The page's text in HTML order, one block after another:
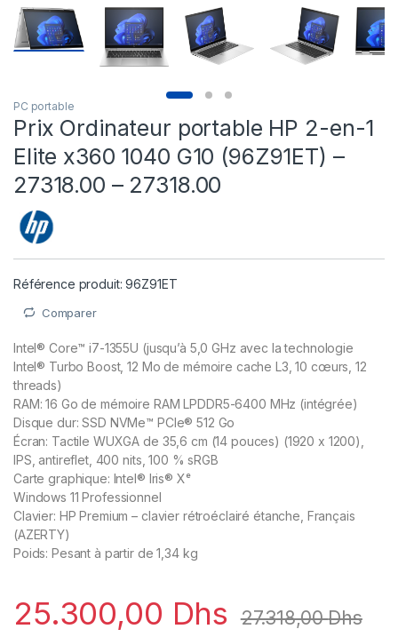
PC portable
Prix Ordinateur portable HP 2-en-1
Elite x360 1040 G10 (96Z91ET) –
27318.00 – 27318.00
Référence produit: 96Z91ET
Comparer
Intel® Core™ i7-1355U (jusqu’à 5,0 GHz avec la technologie
Intel® Turbo Boost, 12 Mo de mémoire cache L3, 10 cœurs, 12
threads)
RAM: 16 Go de mémoire RAM LPDDR5-6400 MHz (intégrée)
Disque dur: SSD NVMe™ PCIe® 512 Go
Écran: Tactile WUXGA de 35,6 cm (14 pouces) (1920 x 1200),
IPS, antireflet, 400 nits, 100 % sRGB
Carte graphique: Intel® Iris® Xᵉ
Windows 11 Professionnel
Clavier: HP Premium – clavier rétroéclairé étanche, Français
(AZERTY)
Poids: Pesant à partir de 1,34 kg
25.300,00 Dhs 27.318,00Dhs